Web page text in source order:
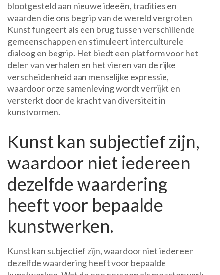
blootgesteld aan nieuwe ideeën, tradities en
waarden die ons begrip van de wereld vergroten.
Kunst fungeert als een brug tussen verschillende
gemeenschappen en stimuleert interculturele
dialoog en begrip. Het biedt een platform voor het
delen van verhalen en het vieren van de rijke
verscheidenheid aan menselijke expressie,
waardoor onze samenleving wordt verrijkt en
versterkt door de kracht van diversiteit in
kunstvormen.
Kunst kan subjectief zijn,
waardoor niet iedereen
dezelfde waardering
heeft voor bepaalde
kunstwerken.
Kunst kan subjectief zijn, waardoor niet iedereen
dezelfde waardering heeft voor bepaalde